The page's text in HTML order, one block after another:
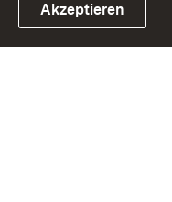
Akzeptieren